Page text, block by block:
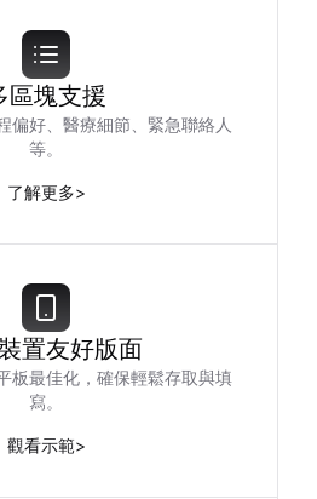
區塊支援
偏好、醫療細節、緊急聯絡人
等。
了解更多>
置友好版面
板最佳化，確保輕鬆存取與填
寫。
觀看示範>